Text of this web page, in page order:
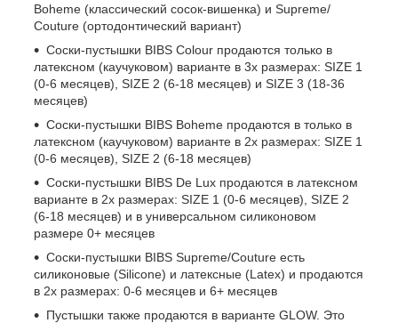
Boheme (классический сосок-вишенка) и Supreme/
Couture (ортодонтический вариант)
Соски-пустышки BIBS Colour продаются только в
латексном (каучуковом) варианте в 3х размерах: SIZE 1
(0-6 месяцев), SIZE 2 (6-18 месяцев) и SIZE 3 (18-36
месяцев)
Соски-пустышки BIBS Boheme продаются в только в
латексном (каучуковом) варианте в 2х размерах: SIZE 1
(0-6 месяцев), SIZE 2 (6-18 месяцев)
Соски-пустышки BIBS De Lux продаются в латексном
варианте в 2х размерах: SIZE 1 (0-6 месяцев), SIZE 2
(6-18 месяцев) и в универсальном силиконовом
размере 0+ месяцев
Соски-пустышки BIBS Supreme/Couture есть
силиконовые (Silicone) и латексные (Latex) и продаются
в 2х размерах: 0-6 месяцев и 6+ месяцев
Пустышки также продаются в варианте GLOW. Это